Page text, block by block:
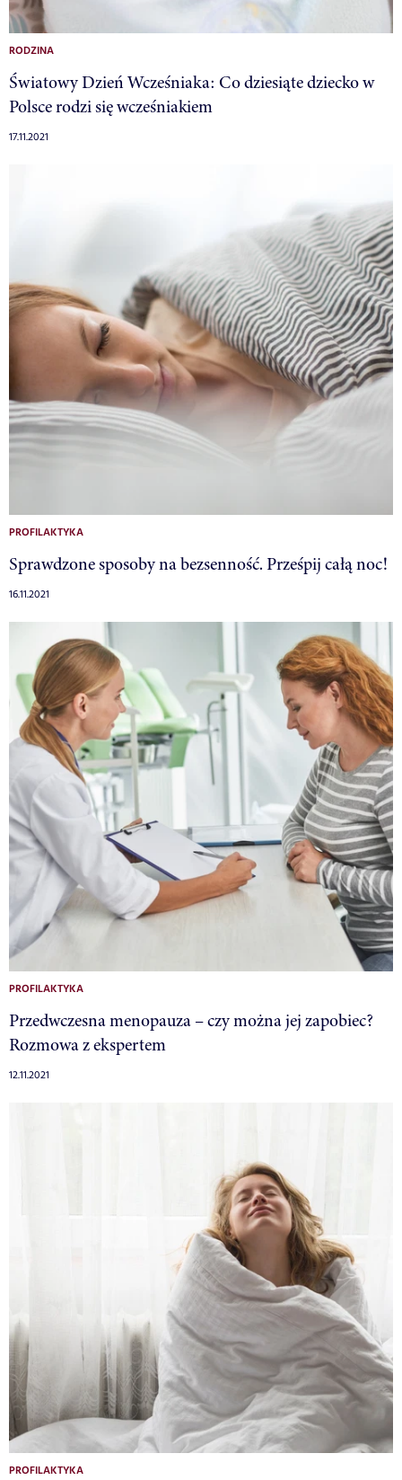
RODZINA
Światowy Dzień Wcześniaka: Co dziesiąte dziecko w
Polsce rodzi się wcześniakiem
17.11.2021
PROFILAKTYKA
Sprawdzone sposoby na bezsenność. Prześpij całą noc!
16.11.2021
PROFILAKTYKA
Przedwczesna menopauza – czy można jej zapobiec?
Rozmowa z ekspertem
12.11.2021
PROFILAKTYKA